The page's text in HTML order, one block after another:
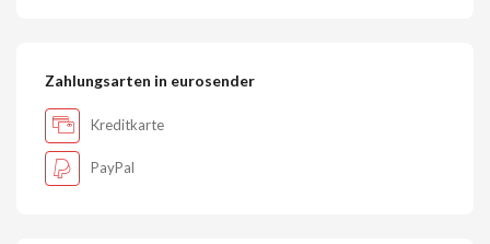
Zahlungsarten in eurosender
Kreditkarte
PayPal